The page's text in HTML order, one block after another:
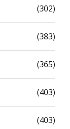
(302)
(383)
(365)
(403)
(403)